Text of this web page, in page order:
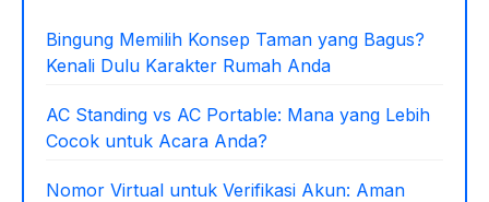
Bingung Memilih Konsep Taman yang Bagus?
Kenali Dulu Karakter Rumah Anda
AC Standing vs AC Portable: Mana yang Lebih
Cocok untuk Acara Anda?
Nomor Virtual untuk Verifikasi Akun: Aman